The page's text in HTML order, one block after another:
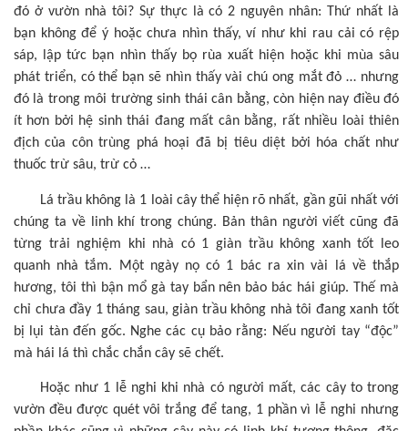
đó ở vườn nhà tôi? Sự thực là có 2 nguyên nhân: Thứ nhất là
bạn không để ý hoặc chưa nhìn thấy, ví như khi rau cải có rệp
sáp, lập tức bạn nhìn thấy bọ rùa xuất hiện hoặc khi mùa sâu
phát triển, có thể bạn sẽ nhìn thấy vài chú ong mắt đỏ … nhưng
đó là trong môi trường sinh thái cân bằng, còn hiện nay điều đó
ít hơn bởi hệ sinh thái đang mất cân bằng, rất nhiều loài thiên
địch của côn trùng phá hoại đã bị tiêu diệt bởi hóa chất như
thuốc trừ sâu, trừ cỏ …
Lá trầu không là 1 loài cây thể hiện rõ nhất, gần gũi nhất với
chúng ta về linh khí trong chúng. Bản thân người viết cũng đã
từng trải nghiệm khi nhà có 1 giàn trầu không xanh tốt leo
quanh nhà tắm. Một ngày nọ có 1 bác ra xin vài lá về thắp
hương, tôi thì bận mổ gà tay bẩn nên bảo bác hái giúp. Thế mà
chỉ chưa đầy 1 tháng sau, giàn trầu không nhà tôi đang xanh tốt
bị lụi tàn đến gốc. Nghe các cụ bảo rằng: Nếu người tay “độc”
mà hái lá thì chắc chắn cây sẽ chết.
Hoặc như 1 lễ nghi khi nhà có người mất, các cây to trong
vườn đều được quét vôi trắng để tang, 1 phần vì lễ nghi nhưng